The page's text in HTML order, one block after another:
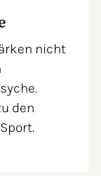
nicht
den